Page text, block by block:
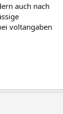
auch nach
voltangaben